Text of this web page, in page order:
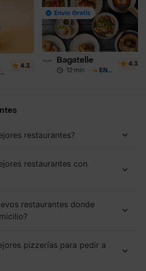
ENVÍO GRATIS
4.3
Envío Gratis
Bagatelle
12 min · ENVÍO GRATIS
4.3
restaurantes?
restaurantes con
restaurantes donde
pizzerías para pedir a